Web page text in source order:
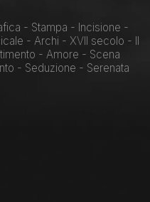
- Stampa - Incisione -
- Archi - XVII secolo - Il
- Amore - Scena
- Seduzione - Serenata